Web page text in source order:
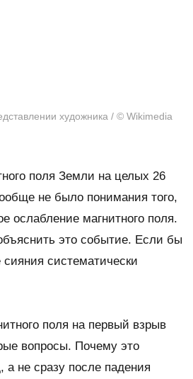
художника / © Wikimedia
поля Земли на целых 26
не было понимания того,
ослабление магнитного поля.
это событие. Если бы
систематически
поля на первый взрыв
вопросы. Почему это
не сразу после падения